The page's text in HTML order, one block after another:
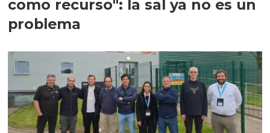
como recurso": la sal ya no es un
problema